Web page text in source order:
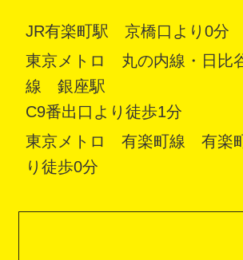
JR有楽町駅 京橋口より0分
東京メトロ 丸の内線・日比
線 銀座駅
C9番出口より徒歩1分
東京メトロ 有楽町線 有楽
り徒歩0分